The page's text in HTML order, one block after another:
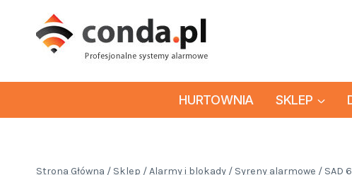
HURTOWNIA SKLEP
Strona Główna / Sklep /Alarmy i blokady / Syreny alarmowe / SAD